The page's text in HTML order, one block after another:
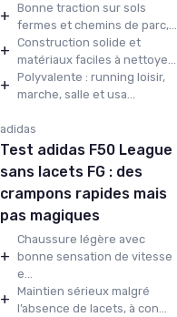
+ Bonne traction sur sols
fermes et chemins de parc,...
+ Construction solide et
matériaux faciles à nettoye...
+ Polyvalente : running loisir,
marche, salle et usa...
adidas
Test adidas F50 League
sans lacets FG : des
crampons rapides mais
pas magiques
+
Chaussure légère avec
bonne sensation de vitesse
e...
+ Maintien sérieux malgré
l’absence de lacets, à con...